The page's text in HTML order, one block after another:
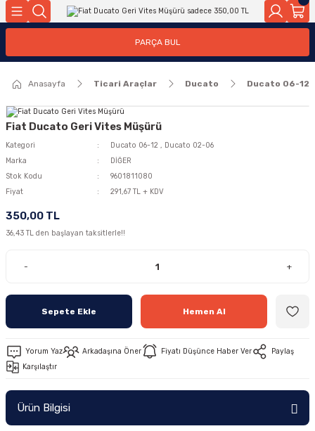
PARÇA BUL
Anasayfa Ticari Araçlar Ducato Ducato 06-12
Fiat Ducato Geri Vites Müşürü
Kategori Ducato 06-12 , Ducato 02-06
Marka
DİĞER
Stok Kodu
9601811080
Fiyat
291,67 TL + KDV
350,00 TL
36,43 TL den başlayan taksitlerle!!
- +
Sepete Ekle Hemen Al
Yorum Yaz Arkadaşına Öner Fiyatı Düşünce Haber Ver
Paylaş
Karşılaştır
Ürün Bilgisi